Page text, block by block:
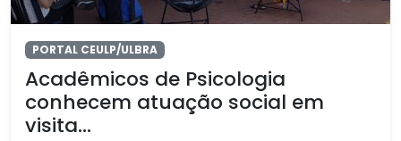
PORTAL CEULP/ULBRA
Acadêmicos de Psicologia
conhecem atuação social em
visita...